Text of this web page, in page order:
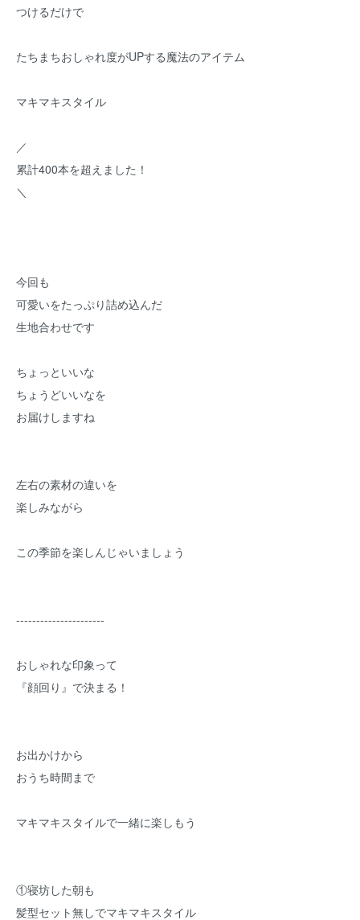
つけるだけで
たちまちおしゃれ度がUPする魔法のアイテム
マキマキスタイル
／
累計400本を超えました！
＼
今回も
可愛いをたっぷり詰め込んだ
生地合わせです
ちょっといいな
ちょうどいいなを
お届けしますね
左右の素材の違いを
楽しみながら
この季節を楽しんじゃいましょう
----------------------
おしゃれな印象って
『顔回り』で決まる！
お出かけから
おうち時間まで
マキマキスタイルで一緒に楽しもう
①寝坊した朝も
髪型セット無しでマキマキスタイル